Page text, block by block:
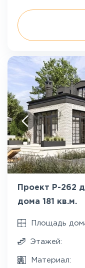
Проект P-262
дома 181 кв.м.
Площадь
Этажей:
Материал: